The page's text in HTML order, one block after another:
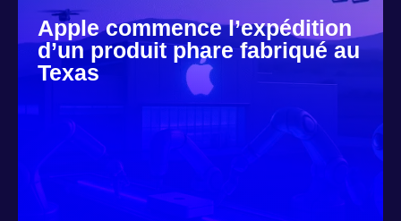
Apple commence l’expédition
d’un produit phare fabriqué au
Texas